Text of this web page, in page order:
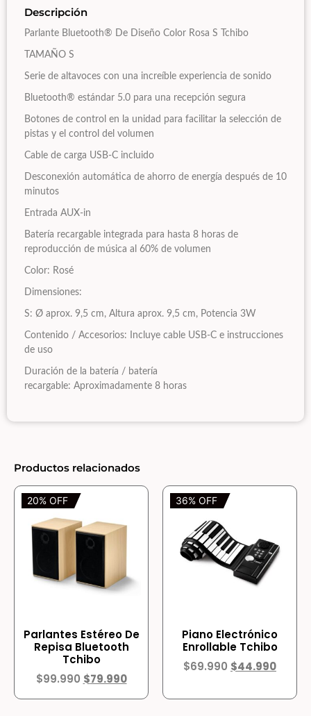
Descripción
Parlante Bluetooth® De Diseño Color Rosa S Tchibo
TAMAÑO S
Serie de altavoces con una increíble experiencia de sonido
Bluetooth® estándar 5.0 para una recepción segura
Botones de control en la unidad para facilitar la selección de
pistas y el control del volumen
Cable de carga USB-C incluido
Desconexión automática de ahorro de energía después de 10
minutos
Entrada AUX-in
Batería recargable integrada para hasta 8 horas de
reproducción de música al 60% de volumen
Color: Rosé
Dimensiones:
S: Ø aprox. 9,5 cm, Altura aprox. 9,5 cm, Potencia 3W
Contenido / Accesorios: Incluye cable USB-C e instrucciones
de uso
Duración de la batería / batería
recargable: Aproximadamente 8 horas
Productos relacionados
20% OFF
Parlantes Estéreo De
Repisa Bluetooth
Tchibo
$99.990 $79.990
36% OFF
Piano Electrónico
Enrollable Tchibo
$69.990 $44.990